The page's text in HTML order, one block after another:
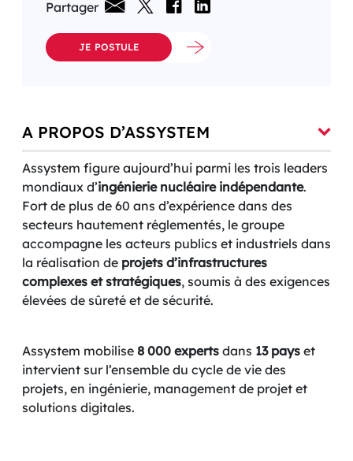
Partager
JE POSTULE
A PROPOS D’ASSYSTEM
Assystem figure aujourd’hui parmi les trois leaders
mondiaux d’ingénierie nucléaire indépendante.
Fort de plus de 60 ans d’expérience dans des
secteurs hautement réglementés, le groupe
accompagne les acteurs publics et industriels dans
la réalisation de projets d’infrastructures
complexes et stratégiques, soumis à des exigences
élevées de sûreté et de sécurité.
Assystem mobilise 8 000 experts dans 13 pays et
intervient sur l’ensemble du cycle de vie des
projets, en ingénierie, management de projet et
solutions digitales.